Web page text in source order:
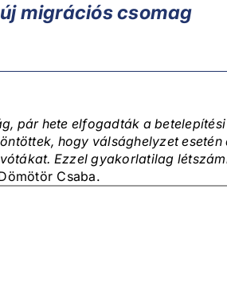
migrációs csomag
pár hete elfogadták a
hogy válsághelyzet esetén
Ezzel gyakorlatilag
Csaba.